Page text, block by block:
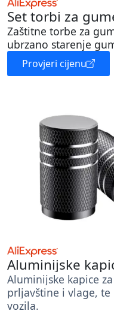
Set torbi za
Zaštitne torbe za
ubrzano starenje
Provjeri cijenu
Aluminijske
Aluminijske kapice
prljavštine i vlage,
vozila.